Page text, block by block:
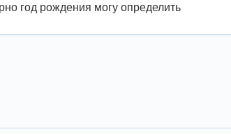
год рождения могу определить